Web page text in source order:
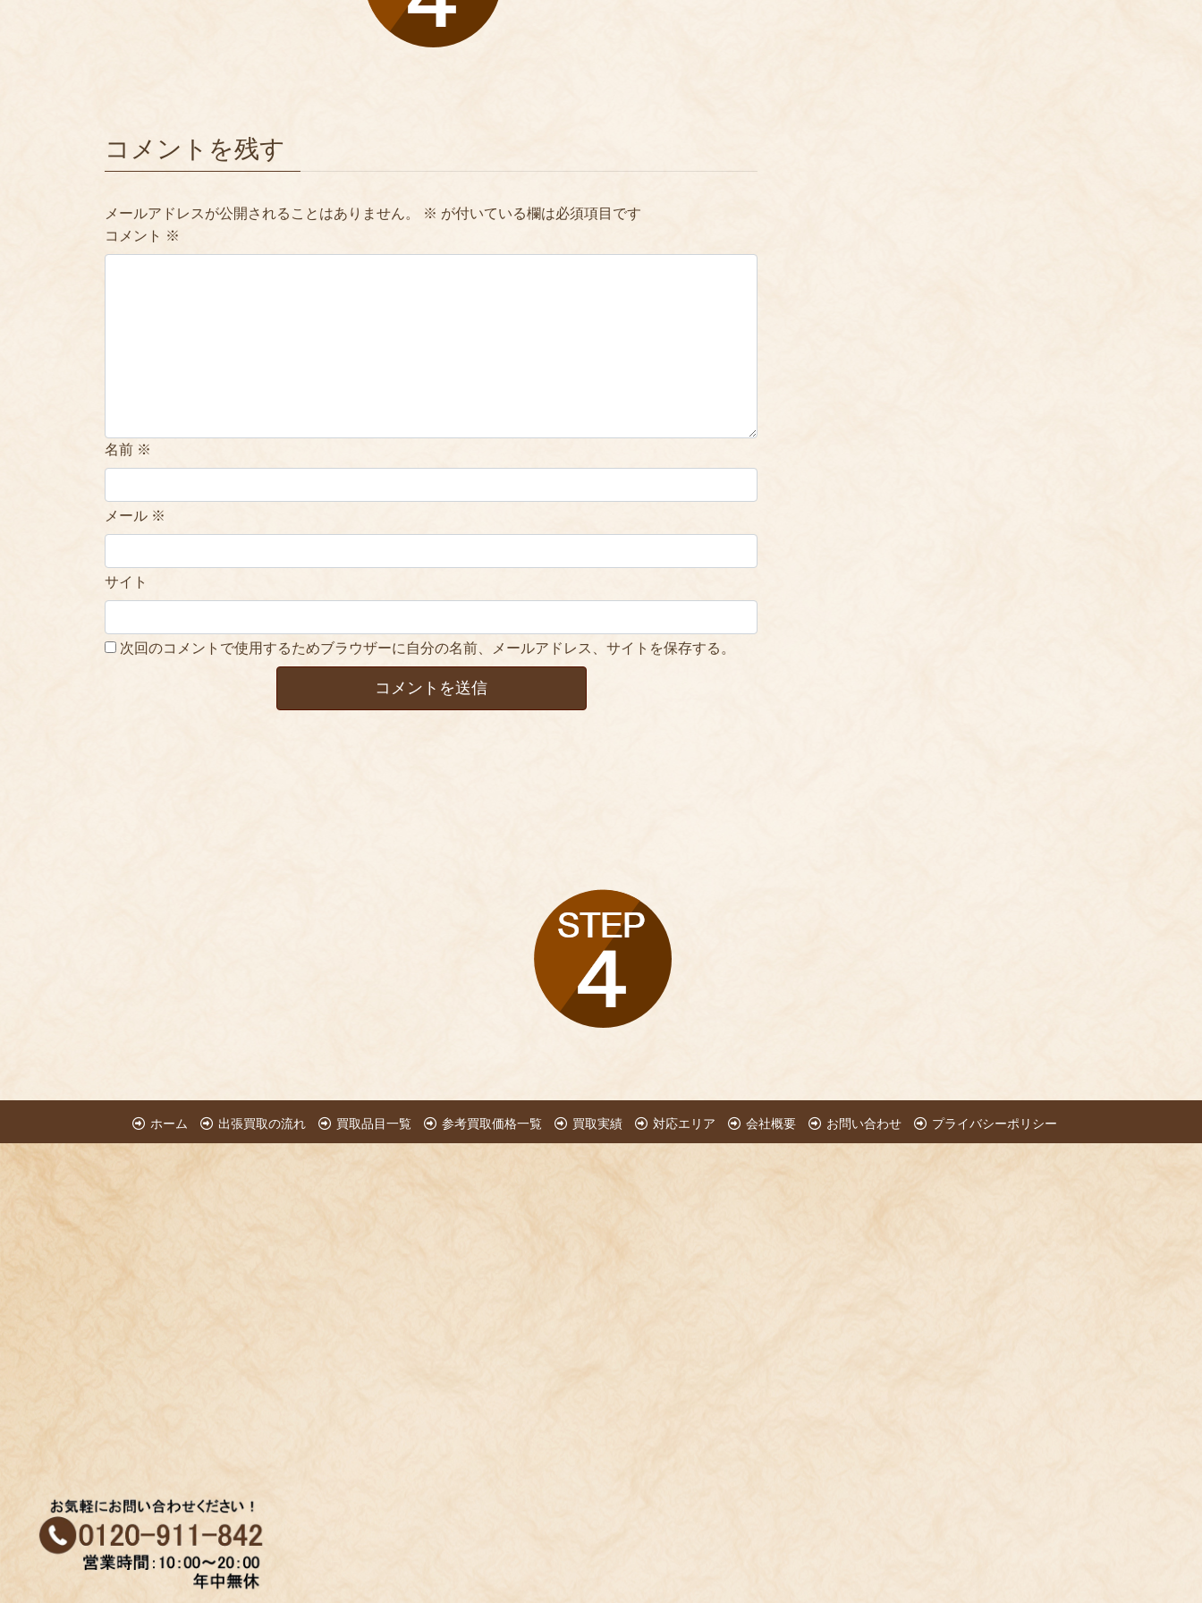
コメントを残す
メールアドレスが公開されることはありません。 ※ が付いている欄は必須項目です
コメント ※
名前 ※
メール ※
サイト
次回のコメントで使用するためブラウザーに自分の名前、メールアドレス、サイトを保存する。
ホーム 出張買取の流れ 買取品目一覧 参考買取価格一覧 買取実績 対応エリア 会社概要 お問い合わせ プライバシーポリシー